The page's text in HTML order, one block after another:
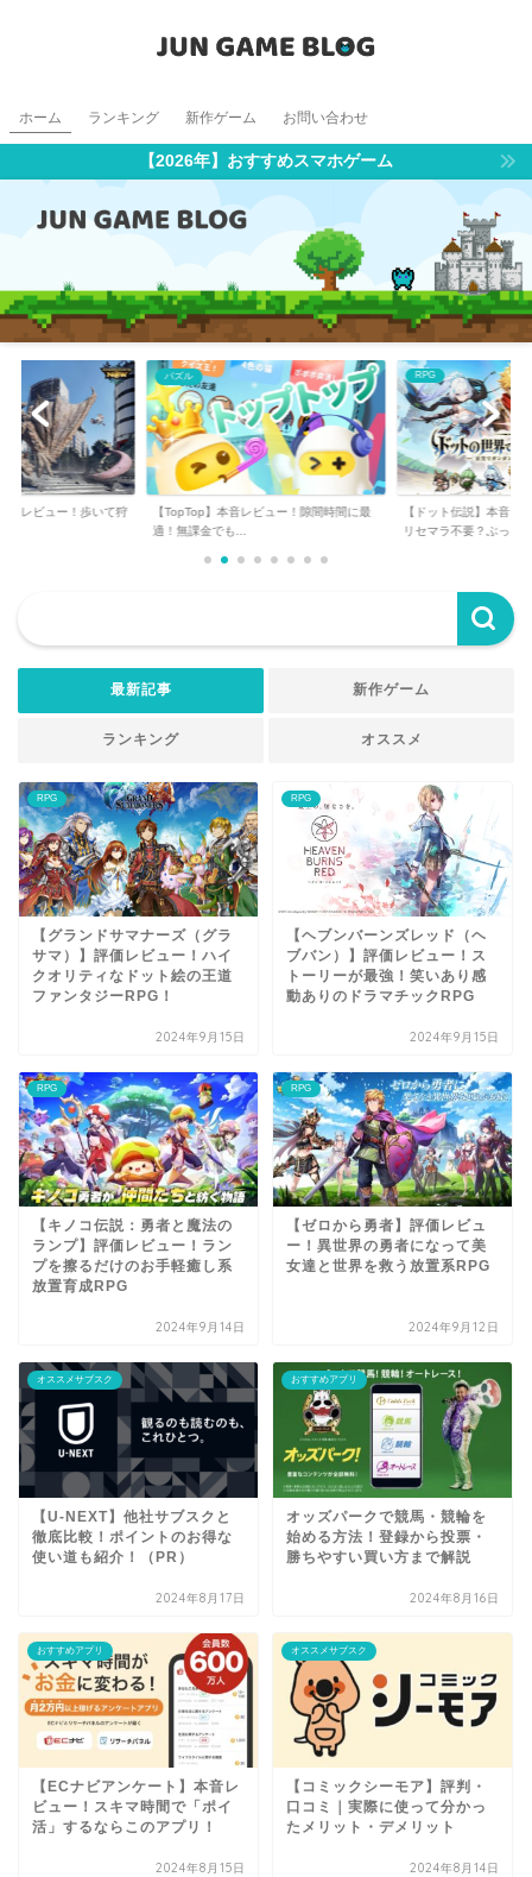
ホーム ランキング 新作ゲーム お問い合わせ
【2026年】おすすめスマホゲーム
ュー！隙間時間に最
RPG
【ドット伝説】本音レビュー＆序盤攻略！
リセマラ不要？ぶっ...
シミュレーション
【信長の野望 真戦】本
者でも楽しめる戦国...
最新記事 新作ゲーム
ランキング オススメ
RPG
【グランドサマナーズ（グラ
サマ）】評価レビュー！ハイ
クオリティなドット絵の王道
ファンタジーRPG！
2024年9月15日
RPG
【ヘブンバーンズレッド（ヘ
ブバン）】評価レビュー！ス
トーリーが最強！笑いあり感
動ありのドラマチックRPG
2024年9月15日
RPG
【キノコ伝説：勇者と魔法の
ランプ】評価レビュー！ラン
プを擦るだけのお手軽癒し系
放置育成RPG
2024年9月14日
RPG
【ゼロから勇者】評価レビュ
ー！異世界の勇者になって美
女達と世界を救う放置系RPG
2024年9月12日
オススメサブスク
【U-NEXT】他社サブスクと
徹底比較！ポイントのお得な
使い道も紹介！（PR）
2024年8月17日
おすすめアプリ
オッズパークで競馬・競輪を
始める方法！登録から投票・
勝ちやすい買い方まで解説
2024年8月16日
おすすめアプリ
【ECナビアンケート】本音レ
ビュー！スキマ時間で「ポイ
活」するならこのアプリ！
2024年8月15日
オススメサブスク
【コミックシーモア】評判・
口コミ｜実際に使って分かっ
たメリット・デメリット
2024年8月14日